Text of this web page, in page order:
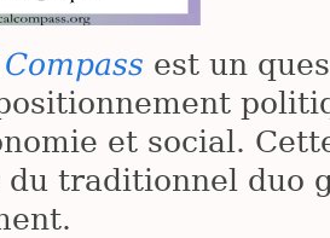
est un
et social.
traditionnel duo